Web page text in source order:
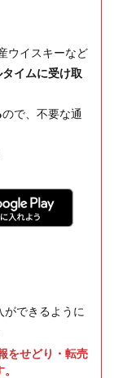
ウイスキーなど
イムに受け取
ので、不要な通
できるように
をせどり・転売